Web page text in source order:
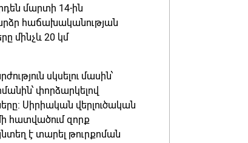
մարտի 14-ին
հաճախականության
մինչև 20 կմ
սկսելու մասին՝
փորձարկելով
Սիրիական վերլուծական
հատվածում զորք
է տարել թուրքոման